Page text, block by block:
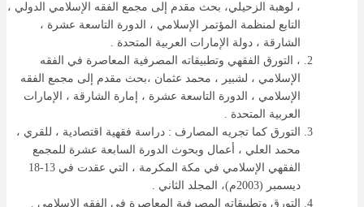
، لوهبة الزحيلي، بحث مقدم إلى مجمع الفقه الإسلامي الدولي ،
التابع لمنظمة المؤتمر الإسلامي ، الدورة التاسعة عشرة ،
الشارقة ، دولة الإمارات العربية المتحدة .
، التورق الفقهي وتطبيقاته المصرفية المعاصرة في الفقه
الإسلامي ، لشبير ، محمد عثمان ،بحث مقدم إلى مجمع الفقه
الإسلامي ، الدورة التاسعة عشرة ، إمارة الشارقة ، الإمارات
العربية المتحدة .
التورق كما تجريه المصارف : دراسة فقهية اقتصادية ، للقري ،
محمد العلي ، أعمال وبحوث الدورة السابعة عشرة للمجمع
الفقهي الإسلامي في مكة المكرمة ، التي عقدت في 13-18
ديسمبر (2003م)، المجلد الثاني .
التورق وتطبيقاته المصرفية المعاصرة في الفقه الإسلامي .